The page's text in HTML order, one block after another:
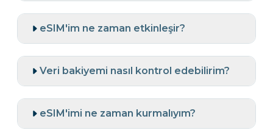
eSIM'im ne zaman etkinleşir?
Veri bakiyemi nasıl kontrol edebilirim?
eSIM'imi ne zaman kurmalıyım?